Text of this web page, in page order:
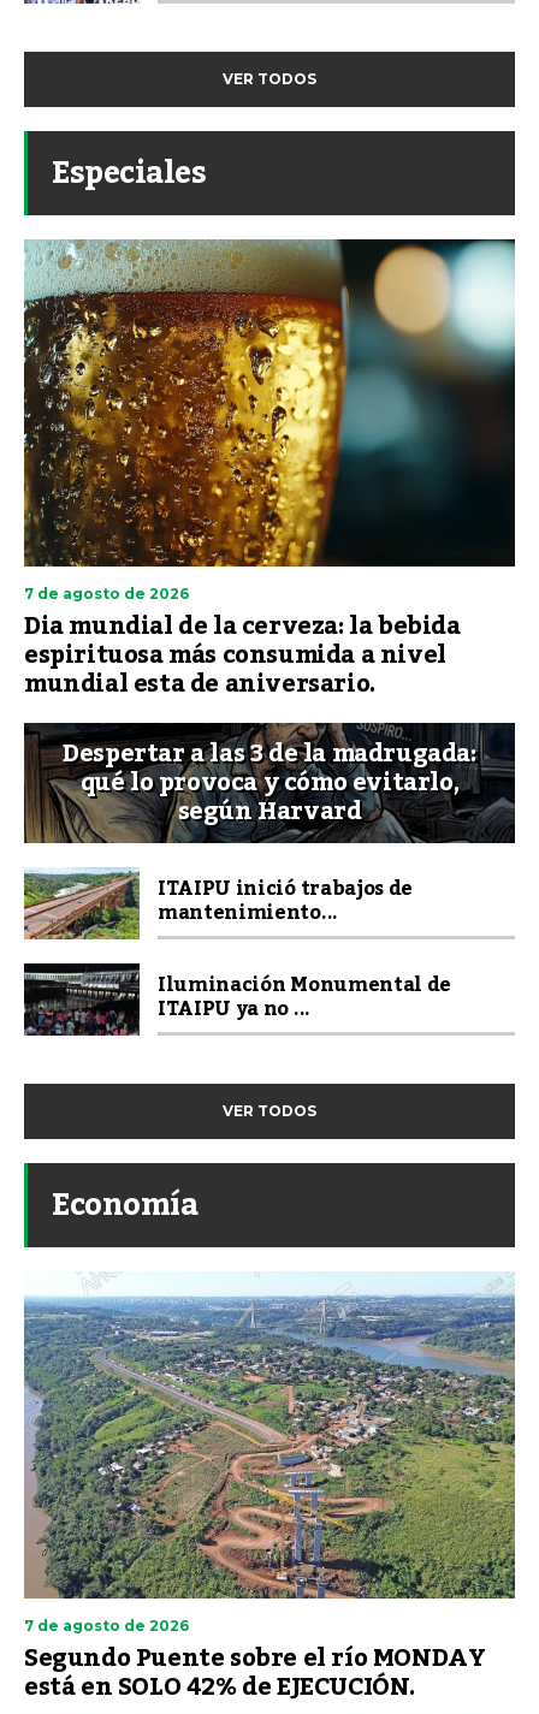
VER TODOS
Especiales
7 de agosto de 2026
Dia mundial de la cerveza: la bebida
espirituosa más consumida a nivel
mundial esta de aniversario.
Despertar a las 3 de la madrugada:
qué lo provoca y cómo evitarlo,
según Harvard
ITAIPU inició trabajos de
mantenimiento...
Iluminación Monumental de
ITAIPU ya no ...
VER TODOS
Economía
7 de agosto de 2026
Segundo Puente sobre el río MONDAY
está en SOLO 42% de EJECUCIÓN.